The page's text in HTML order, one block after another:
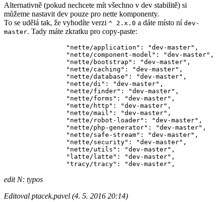
Alternativně (pokud nechcete mít všechno v dev stabilitě) si
můžeme nastavit dev pouze pro nette komponenty.
To se udělá tak, že vyhodíte verzi ^ 2.x.0 a dáte místo ní dev-
master. Tady máte zkratku pro copy-paste:
edit N: typos
Editoval ptacek.pavel (4. 5. 2016 20:14)